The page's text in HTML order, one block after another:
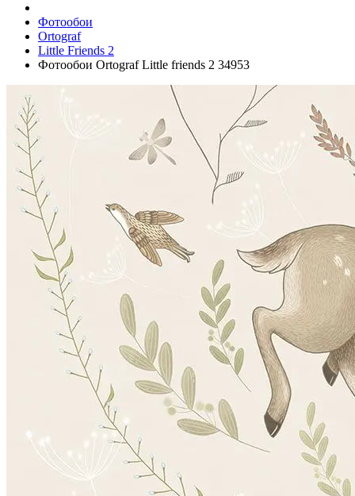
Фотообои
Ortograf
Little Friends 2
Фотообои Ortograf Little friends 2 34953